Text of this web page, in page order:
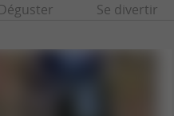
Déguster Se divertir